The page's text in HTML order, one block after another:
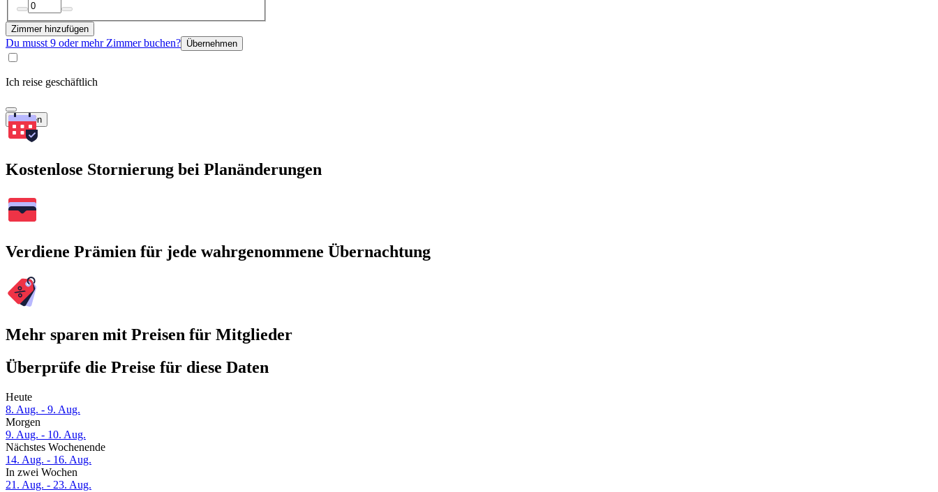
Zimmer hinzufügen
Du musst 9 oder mehr Zimmer buchen? Übernehmen
Ich reise geschäftlich
Suchen
Kostenlose Stornierung bei Planänderungen
Verdiene Prämien für jede wahrgenommene Übernachtung
Mehr sparen mit Preisen für Mitglieder
Überprüfe die Preise für diese Daten
Heute
8. Aug. - 9. Aug.
Morgen
9. Aug. - 10. Aug.
Nächstes Wochenende
14. Aug. - 16. Aug.
In zwei Wochen
21. Aug. - 23. Aug.